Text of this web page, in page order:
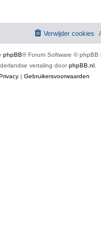
Verwijder cookies
phpBB® Forum Software © phpBB
vertaling doorphpBB.nl
| Gebruikersvoorwaarden